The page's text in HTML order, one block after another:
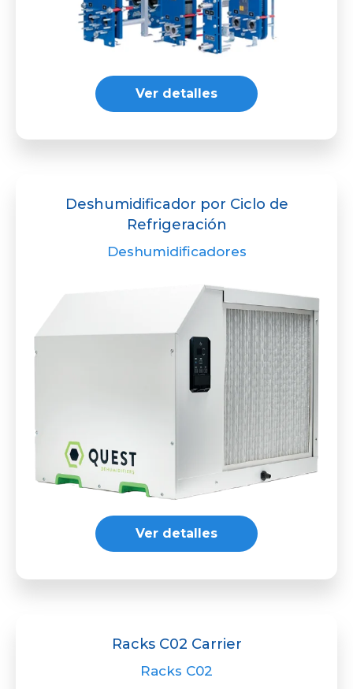
Ver detalles
Deshumidificador por Ciclo de
Refrigeración
Deshumidificadores
Ver detalles
Racks C02 Carrier
Racks C02